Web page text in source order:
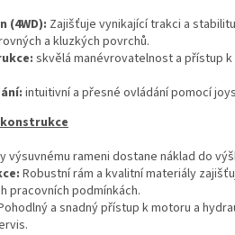
(4WD): Zajišťuje vynikající trakci a
a kluzkých povrchů.
skvělá manévrovatelnost a přístup
intuitivní a přesné ovládání pomocí
výsuvnému rameni dostane náklad do
Robustní rám a kvalitní materiály
pracovních podmínkách.
a snadný přístup k motoru a